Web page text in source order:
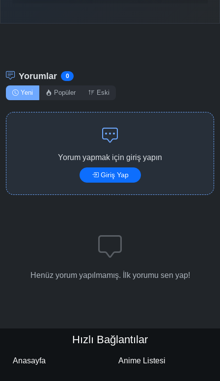
Yorumlar 0
Yeni Popüler Eski
Yorum yapmak için giriş yapın
Giriş Yap
Henüz yorum yapılmamış. İlk yorumu sen yap!
Hızlı Bağlantılar
Anasayfa Anime Listesi